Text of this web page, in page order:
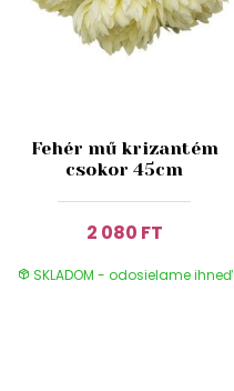
Fehér mű krizantém
csokor 45cm
2 080 FT
SKLADOM - odosielame ihneď